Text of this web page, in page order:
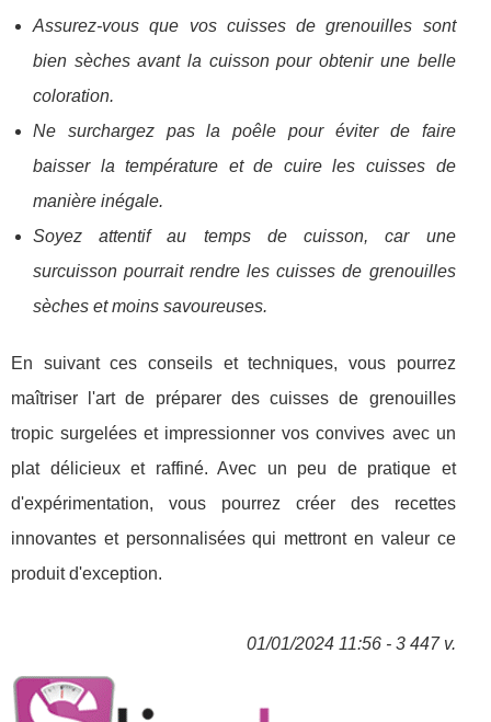
Assurez-vous que vos cuisses de grenouilles sont
bien sèches avant la cuisson pour obtenir une belle
coloration.
Ne surchargez pas la poêle pour éviter de faire
baisser la température et de cuire les cuisses de
manière inégale.
Soyez attentif au temps de cuisson, car une
surcuisson pourrait rendre les cuisses de grenouilles
sèches et moins savoureuses.
En suivant ces conseils et techniques, vous pourrez
maîtriser l'art de préparer des cuisses de grenouilles
tropic surgelées et impressionner vos convives avec un
plat délicieux et raffiné. Avec un peu de pratique et
d'expérimentation, vous pourrez créer des recettes
innovantes et personnalisées qui mettront en valeur ce
produit d'exception.
01/01/2024 11:56 - 3 447 v.